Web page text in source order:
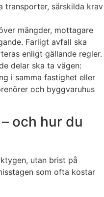
transporter, särskilda krav
mängder, mottagare
Farligt avfall ska
enligt gällande regler.
delar ska ta vägen:
i samma fastighet eller
och byggvaruhus
och hur du
utan brist på
som ofta kostar